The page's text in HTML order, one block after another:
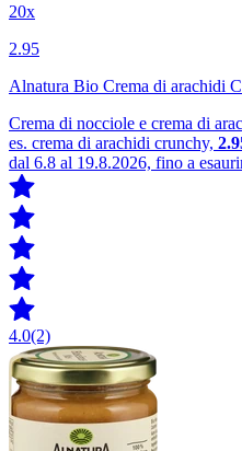
20x
2.95
Alnatura Bio Crema di arachidi
Crema di nocciole e crema di
es. crema di arachidi crunchy,
dal 6.8 al 19.8.2026, fino a
4.0(2)